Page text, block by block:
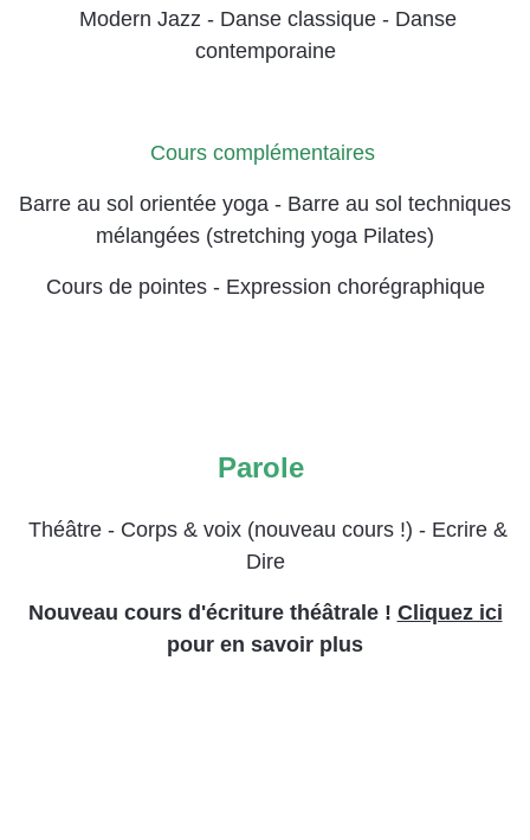
Modern Jazz - Danse classique - Danse
contemporaine
Cours complémentaires
Barre au sol orientée yoga - Barre au sol techniques
mélangées (stretching yoga Pilates)
Cours de pointes - Expression chorégraphique
Parole
Théâtre - Corps & voix (nouveau cours !) - Ecrire &
Dire
Nouveau cours d'écriture théâtrale ! Cliquez ici
pour en savoir plus